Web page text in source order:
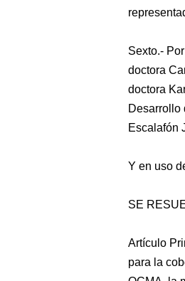
Sexto.-
doctora
doctora
Desarrollo
Escalafón
Y en uso
SE
Artículo
para la